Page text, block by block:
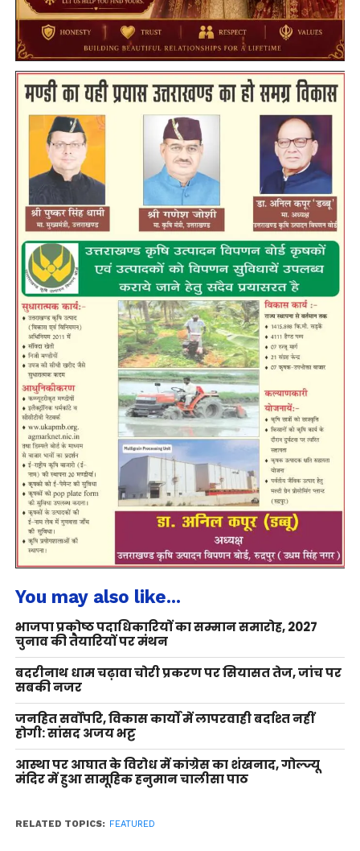
You may also like...
भाजपा प्रकोष्ठ पदाधिकारियों का सम्मान समारोह, 2027
चुनाव की तैयारियों पर मंथन
बदरीनाथ धाम चढ़ावा चोरी प्रकरण पर सियासत तेज, जांच पर
सबकी नजर
जनहित सर्वोपरि, विकास कार्यों में लापरवाही बर्दाश्त नहीं
होगी: सांसद अजय भट्ट
आस्था पर आघात के विरोध में कांग्रेस का शंखनाद, गोल्ज्यू
मंदिर में हुआ सामूहिक हनुमान चालीसा पाठ
RELATED TOPICS: FEATURED